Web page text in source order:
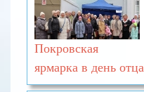
Покровская
ярмарка в день отца